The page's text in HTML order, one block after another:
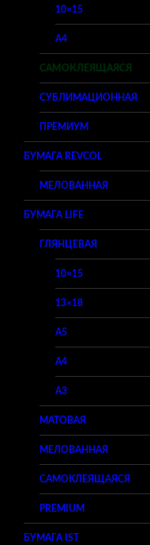
10×15
A4
САМОКЛЕЯЩАЯСЯ
СУБЛИМАЦИОННАЯ
ПРЕМИУМ
БУМАГА REVCOL
МЕЛОВАННАЯ
БУМАГА LIFE
ГЛЯНЦЕВАЯ
10×15
13×18
A5
A4
A3
МАТОВАЯ
МЕЛОВАННАЯ
САМОКЛЕЯЩАЯСЯ
PREMIUM
БУМАГА IST